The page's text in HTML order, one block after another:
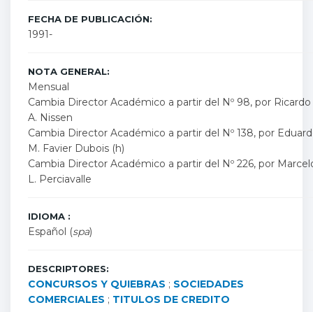
FECHA DE PUBLICACIÓN:
1991-
NOTA GENERAL:
Mensual
Cambia Director Académico a partir del Nº 98, por Ricardo
A. Nissen
Cambia Director Académico a partir del Nº 138, por
M. Favier Dubois (h)
Cambia Director Académico a partir del Nº 226, por
L. Perciavalle
IDIOMA :
Español (spa)
DESCRIPTORES:
CONCURSOS Y QUIEBRAS ; SOCIEDADES
COMERCIALES ; TITULOS DE CREDITO